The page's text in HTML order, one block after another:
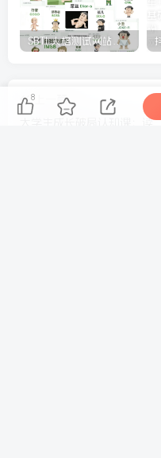
SBTI 人格测试网站源码
上一篇
大学生成长破局认知课：读
8